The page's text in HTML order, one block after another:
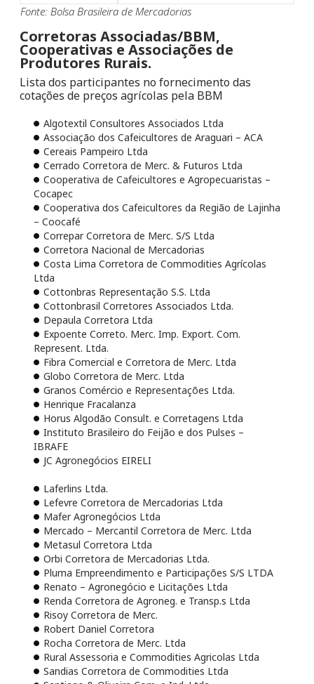
Fonte: Bolsa Brasileira de Mercadorias
Corretoras Associadas/BBM,
Cooperativas e Associações de
Produtores Rurais.
Lista dos participantes no fornecimento das
cotações de preços agrícolas pela BBM
Algotextil Consultores Associados Ltda
Associação dos Cafeicultores de Araguari – ACA
Cereais Pampeiro Ltda
Cerrado Corretora de Merc. & Futuros Ltda
Cooperativa de Cafeicultores e Agropecuaristas –
Cocapec
Cooperativa dos Cafeicultores da Região de Lajinha
– Coocafé
Correpar Corretora de Merc. S/S Ltda
Corretora Nacional de Mercadorias
Costa Lima Corretora de Commodities Agrícolas
Ltda
Cottonbras Representação S.S. Ltda
Cottonbrasil Corretores Associados Ltda.
Depaula Corretora Ltda
Expoente Correto. Merc. Imp. Export. Com.
Represent. Ltda.
Fibra Comercial e Corretora de Merc. Ltda
Globo Corretora de Merc. Ltda
Granos Comércio e Representações Ltda.
Henrique Fracalanza
Horus Algodão Consult. e Corretagens Ltda
Instituto Brasileiro do Feijão e dos Pulses –
IBRAFE
JC Agronegócios EIRELI
Laferlins Ltda.
Lefevre Corretora de Mercadorias Ltda
Mafer Agronegócios Ltda
Mercado – Mercantil Corretora de Merc. Ltda
Metasul Corretora Ltda
Orbi Corretora de Mercadorias Ltda.
Pluma Empreendimento e Participações S/S LTDA
Renato – Agronegócio e Licitações Ltda
Renda Corretora de Agroneg. e Transp.s Ltda
Risoy Corretora de Merc.
Robert Daniel Corretora
Rocha Corretora de Merc. Ltda
Rural Assessoria e Commodities Agricolas Ltda
Sandias Corretora de Commodities Ltda